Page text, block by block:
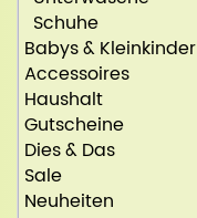
Schuhe
Babys & Kleinkinder
Accessoires
Haushalt
Gutscheine
Dies & Das
Sale
Neuheiten